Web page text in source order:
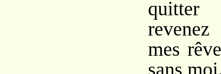
mes
sans